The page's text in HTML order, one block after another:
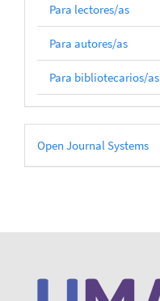
Para lectores/as
Para autores/as
Para bibliotecarios/as
Desarrollado
por
Open Journal Systems